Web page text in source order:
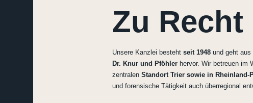
Zu
Unsere Kanzlei bestehtseit 1948 und geht aus
Dr. Knur und Pföhler hervor. Wir betreuen im
zentralenStandort Trier sowie in Rheinland-
und forensische Tätigkeit auch überregional